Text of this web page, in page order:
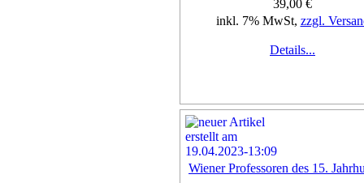
39,00 €
inkl. 7% MwSt, zzgl.
Details...
Wiener Professoren des 15.